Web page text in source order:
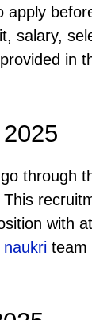
apply
salary,
in
through
with
naukri team